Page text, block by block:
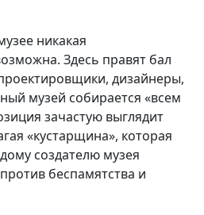
никакая
Здесь правят бал
дизайнеры,
музей собирается «всем
зачастую выглядит
«кустарщина», которая
создателю музея
беспамятства и